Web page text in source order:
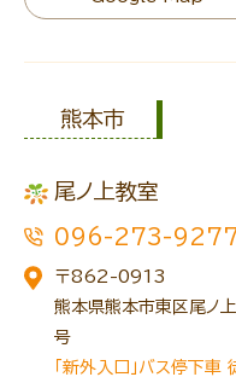
熊本市
尾ノ上教室
096-273-
〒862-0913
熊本県熊本市東区尾ノ
号
「新外入口」バス停下車